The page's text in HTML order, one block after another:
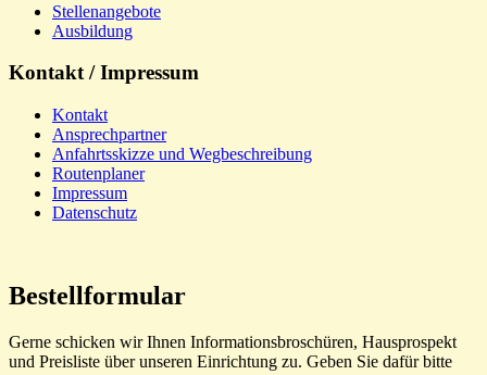
Stellenangebote
Ausbildung
Kontakt / Impressum
Kontakt
Ansprechpartner
Anfahrtsskizze und Wegbeschreibung
Routenplaner
Impressum
Datenschutz
Bestellformular
Gerne schicken wir Ihnen Informationsbroschüren, Hausprospekt
und Preisliste über unseren Einrichtung zu. Geben Sie dafür bitte